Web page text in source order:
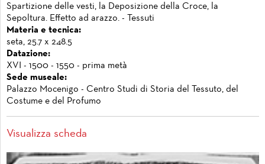
Spartizione delle vesti, la Deposizione della Croce, la
Sepoltura. Effetto ad arazzo. - Tessuti
Materia e tecnica:
seta, 25.7 x 248.5
Datazione:
XVI - 1500 - 1550 - prima metà
Sede museale:
Palazzo Mocenigo - Centro Studi di Storia del Tessuto, del
Costume e del Profumo
Visualizza scheda